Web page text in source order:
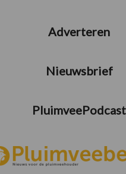
Adverteren
Nieuwsbrief
PluimveePodcast